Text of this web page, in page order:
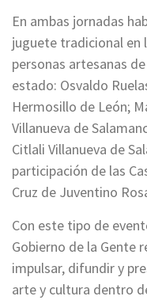
En ambas jornadas
juguete tradicional en
personas artesanas
estado: Osvaldo
Hermosillo de León;
Villanueva de
Citlali Villanueva de
participación de las
Cruz de Juventino
Con este tipo de
Gobierno de la Gente
impulsar, difundir y
arte y cultura dentro